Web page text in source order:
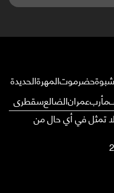
شبوةحضرموتالمهرةالحديدة
مأربعمرانالضالعسقطرى
تمثل في أي حال من